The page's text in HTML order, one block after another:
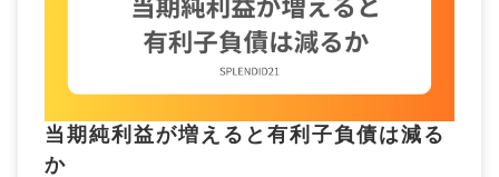
当期純利益が増えると有利子負債は減る
か